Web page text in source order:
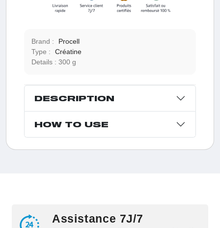
Brand :
Procell
Type :
Créatine
Details :
300 g
DESCRIPTION
HOW TO USE
Assistance 7J/7